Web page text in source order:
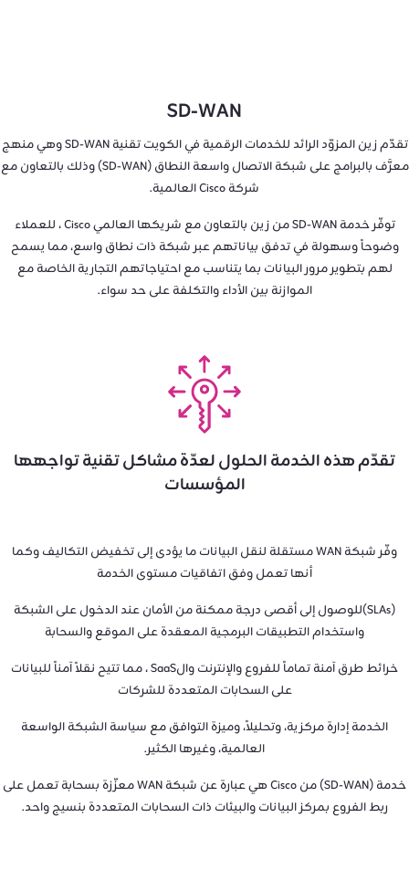
SD-WAN
تقدّم زين المزوّد الرائد للخدمات الرقمية في الكويت تقنية SD-WAN وهي منهج
معرَّف بالبرامج على شبكة الاتصال واسعة النطاق (SD-WAN) وذلك بالتعاون مع
شركة Cisco العالمية.
توفّر خدمة SD-WAN من زين بالتعاون مع شريكها العالمي Cisco ، للعملاء
وضوحاً وسهولة في تدفق بياناتهم عبر شبكة ذات نطاق واسع، مما يسمح
لهم بتطوير مرور البيانات بما يتناسب مع احتياجاتهم التجارية الخاصة مع
الموازنة بين الأداء والتكلفة على حد سواء.
تقدّم هذه الخدمة الحلول لعدّة مشاكل تقنية تواجهها
المؤسسات
وفّر شبكة WAN مستقلة لنقل البيانات ما يؤدى إلى تخفيض التكاليف وكما
أنها تعمل وفق اتفاقيات مستوى الخدمة
(SLAs)للوصول إلى أقصى درجة ممكنة من الأمان عند الدخول على الشبكة
واستخدام التطبيقات البرمجية المعقدة على الموقع والسحابة
خرائط طرق آمنة تماماً للفروع والإنترنت والSaaS ، مما تتيح نقلاً آمناً للبيانات
على السحابات المتعددة للشركات
الخدمة إدارة مركزية، وتحليلاً، وميزة التوافق مع سياسة الشبكة الواسعة
العالمية، وغيرها الكثير.
خدمة (SD-WAN) من Cisco هي عبارة عن شبكة WAN معزّزة بسحابة تعمل على
ربط الفروع بمركز البيانات والبيئات ذات السحابات المتعددة بنسيج واحد.